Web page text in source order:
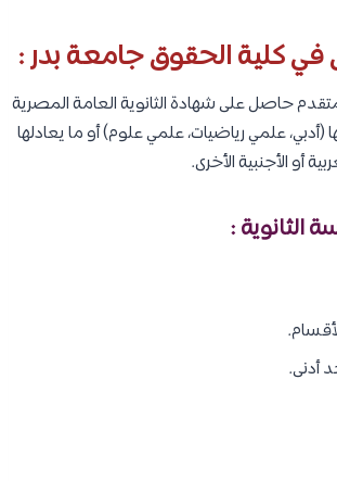
كلية الحقوق جامعة بدر :
حاصل على شهادة الثانوية العامة المصرية
علمي رياضيات، علمي علوم) أو ما يعادلها
أو الأجنبية الأخرى.
الثانوية :